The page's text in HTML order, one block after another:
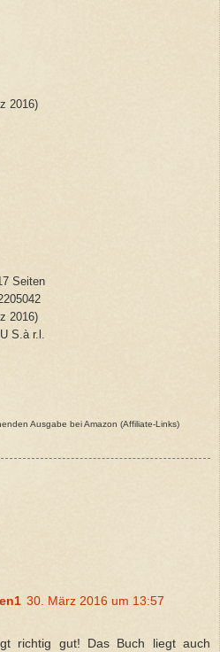
2016)
Seiten
2016)
S.à r.l.
Ausgabe bei Amazon (Affiliate-Links)
30. März 2016 um 13:57
richtig gut! Das Buch liegt auch